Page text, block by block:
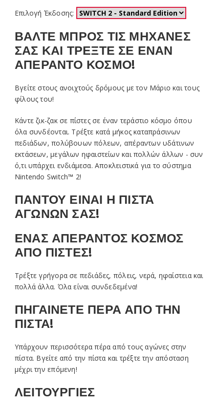
Επιλογή Έκδοσης:
ΒΑΛΤΕ ΜΠΡΟΣ ΤΙΣ ΜΗΧΑΝΕΣ
ΣΑΣ ΚΑΙ ΤΡΕΞΤΕ ΣΕ ΕΝΑΝ
ΑΠΕΡΑΝΤΟ ΚΟΣΜΟ!
Βγείτε στους ανοιχτούς δρόμους με τον Μάριο και τους
φίλους του!
Κάντε ζικ-ζακ σε πίστες σε έναν τεράστιο κόσμο όπου
όλα συνδέονται. Τρέξτε κατά μήκος καταπράσινων
πεδιάδων, πολύβουων πόλεων, απέραντων υδάτινων
εκτάσεων, μεγάλων ηφαιστείων και πολλών άλλων - συν
ό,τι υπάρχει ενδιάμεσα. Αποκλειστικά για το σύστημα
Nintendo Switch™ 2!
ΠΑΝΤΟΥ ΕΙΝΑΙ Η ΠΙΣΤΑ
ΑΓΩΝΩΝ ΣΑΣ!
ΕΝΑΣ ΑΠΕΡΑΝΤΟΣ ΚΟΣΜΟΣ
ΑΠΟ ΠΙΣΤΕΣ!
Τρέξτε γρήγορα σε πεδιάδες, πόλεις, νερά, ηφαίστεια και
πολλά άλλα. Όλα είναι συνδεδεμένα!
ΠΗΓΑΙΝΕΤΕ ΠΕΡΑ ΑΠΟ ΤΗΝ
ΠΙΣΤΑ!
Υπάρχουν περισσότερα πέρα από τους αγώνες στην
πίστα. Βγείτε από την πίστα και τρέξτε την απόσταση
μέχρι την επόμενη!
ΛΕΙΤΟΥΡΓΙΕΣ